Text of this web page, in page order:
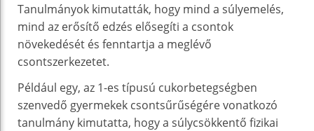
Tanulmányok kimutatták, hogy mind a súlyemelés,
mind az erősítő edzés elősegíti a csontok
növekedését és fenntartja a meglévő
csontszerkezetet.
Például egy, az 1-es típusú cukorbetegségben
szenvedő gyermekek csontsűrűségére vonatkozó
tanulmány kimutatta, hogy a súlycsökkentő fizikai